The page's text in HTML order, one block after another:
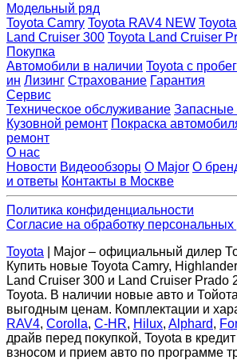
Модельный ряд
Toyota Camry Toyota RAV4 NEW
Land Cruiser 300 Toyota Land Cruiser
Покупка
Автомобили в наличии Toyota с
ин Лизинг Страхование Гарантия
Сервис
Техническое обслуживание Запасные
Кузовной ремонт Покраска
ремонт
О нас
Новости Видеообзоры О Major О
и ответы Контакты в Москве
Политика конфиденциальности
Согласие на обработку
Toyota | Major – официальный дилер
Купить новые Toyota Camry,
Land Cruiser 300 и Land Cruiser Prado
Toyota. В наличии новые авто и
выгодным ценам. Комплектации и
RAV4, Corolla, C-HR, Hilux, Alphard,
драйв перед покупкой, Toyota в
взносом и прием авто по программе